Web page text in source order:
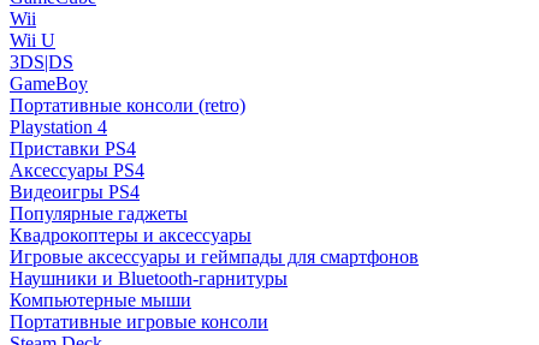
Wii
Wii U
3DS|DS
GameBoy
Портативные консоли (retro)
Playstation 4
Приставки PS4
Аксессуары PS4
Видеоигры PS4
Популярные гаджеты
Квадрокоптеры и аксессуары
Игровые аксессуары и геймпады для смартфонов
Наушники и Bluetooth-гарнитуры
Компьютерные мыши
Портативные игровые консоли